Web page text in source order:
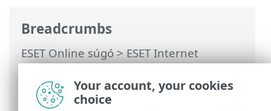
Breadcrumbs
ESET Online súgó>ESET Internet
Security>További beállítások>
Értesítések>Asztali értesítések> Asztali
értesítések listája
Your account, your cookies
choice